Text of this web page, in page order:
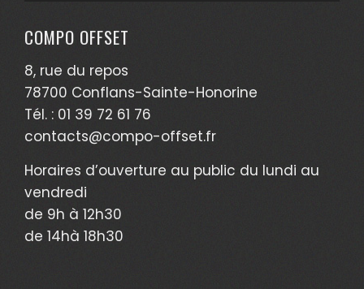
COMPO OFFSET
8, rue du repos
78700 Conflans-Sainte-Honorine
Tél. : 01 39 72 61 76
contacts@compo-offset.fr
Horaires d’ouverture au public du lundi au
vendredi
de 9h à 12h30
de 14hà 18h30